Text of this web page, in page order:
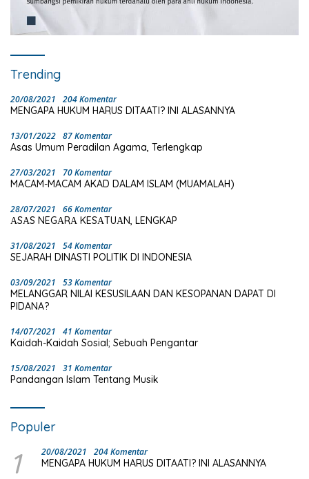
Trending
20/08/2021 204 Komentar
MENGAPA HUKUM HARUS DITAATI? INI ALASANNYA
13/01/2022 87 Komentar
Asas Umum Peradilan Agama, Terlengkap
27/03/2021 70 Komentar
MACAM-MACAM AKAD DALAM ISLAM (MUAMALAH)
28/07/2021 66 Komentar
ΑSΑS NEGΑRΑ KESΑTUΑN, LENGKAP
31/08/2021 54 Komentar
SEJARAH DINASTI POLITIK DI INDONESIA
03/09/2021 53 Komentar
MELANGGAR NILAI KESUSILAAN DAN KESOPANAN DAPAT DI
PIDANA?
14/07/2021 41 Komentar
Kaidah-Kaidah Sosial; Sebuah Pengantar
15/08/2021 31 Komentar
Pandangan Islam Tentang Musik
Populer
1 20/08/2021 204 Komentar
MENGAPA HUKUM HARUS DITAATI? INI ALASANNYA